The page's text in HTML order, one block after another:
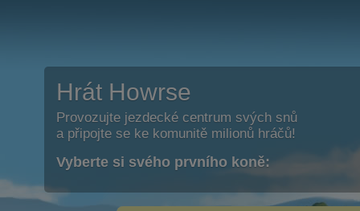
Hrát Howrse
Provozujte jezdecké centrum svých snů
a připojte se ke komunitě milionů hráčů!
Vyberte si svého prvního koně: